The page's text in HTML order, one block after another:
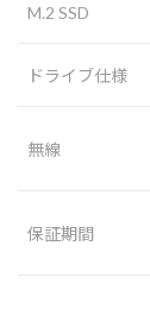
M.2 SSD
ドライブ仕様
無線
保証期間